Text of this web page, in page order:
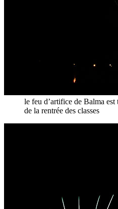
le feu d’artifice de Balma
de la rentrée des classes